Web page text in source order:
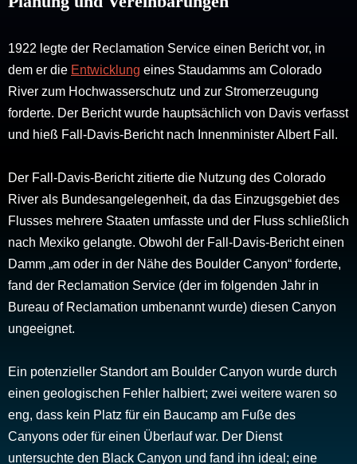
1922 legte der Reclamation Service einen Bericht vor, in
dem er die Entwicklung eines Staudamms am Colorado
River zum Hochwasserschutz und zur Stromerzeugung
forderte. Der Bericht wurde hauptsächlich von Davis verfasst
und hieß Fall-Davis-Bericht nach Innenminister Albert Fall.
Der Fall-Davis-Bericht zitierte die Nutzung des Colorado
River als Bundesangelegenheit, da das Einzugsgebiet des
Flusses mehrere Staaten umfasste und der Fluss schließlich
nach Mexiko gelangte. Obwohl der Fall-Davis-Bericht einen
Damm „am oder in der Nähe des Boulder Canyon“ forderte,
fand der Reclamation Service (der im folgenden Jahr in
Bureau of Reclamation umbenannt wurde) diesen Canyon
ungeeignet.
Ein potenzieller Standort am Boulder Canyon wurde durch
einen geologischen Fehler halbiert; zwei weitere waren so
eng, dass kein Platz für ein Baucamp am Fuße des
Canyons oder für einen Überlauf war. Der Dienst
untersuchte den Black Canyon und fand ihn ideal; eine